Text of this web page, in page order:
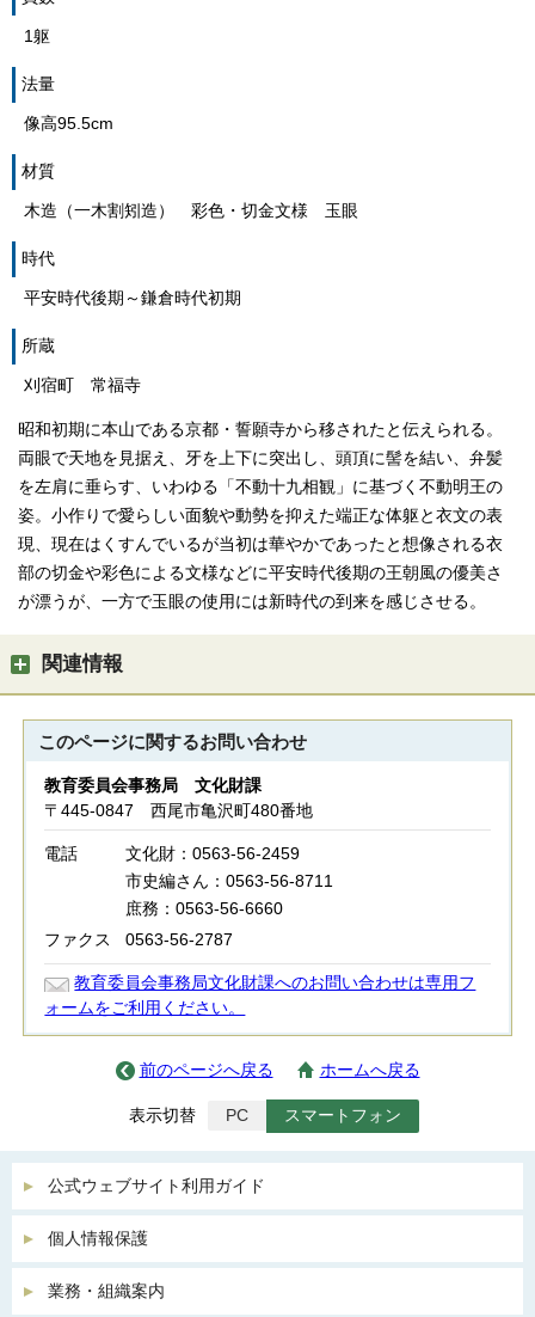
1躯
法量
像高95.5cm
材質
木造（一木割矧造） 彩色・切金文様 玉眼
時代
平安時代後期～鎌倉時代初期
所蔵
刈宿町 常福寺
昭和初期に本山である京都・誓願寺から移されたと伝えられる。
両眼で天地を見据え、牙を上下に突出し、頭頂に髻を結い、弁髪
を左肩に垂らす、いわゆる「不動十九相観」に基づく不動明王の
姿。小作りで愛らしい面貌や動勢を抑えた端正な体躯と衣文の表
現、現在はくすんでいるが当初は華やかであったと想像される衣
部の切金や彩色による文様などに平安時代後期の王朝風の優美さ
が漂うが、一方で玉眼の使用には新時代の到来を感じさせる。
関連情報
このページに関するお問い合わせ
教育委員会事務局 文化財課
〒445-0847 西尾市亀沢町480番地
電話
文化財：0563-56-2459
市史編さん：0563-56-8711
庶務：0563-56-6660
ファクス
0563-56-2787
教育委員会事務局文化財課へのお問い合わせは専用フ
ォームをご利用ください。
前のページへ戻る ホームへ戻る
表示切替 PC スマートフォン
公式ウェブサイト利用ガイド
個人情報保護
業務・組織案内